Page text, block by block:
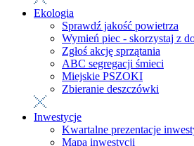
Ekologia
Sprawdź jakość powietrza
Wymień piec - skorzystaj z
Zgłoś akcję sprzątania
ABC segregacji śmieci
Miejskie PSZOKI
Zbieranie deszczówki
Inwestycje
Kwartalne prezentacje
Mapa inwestycji